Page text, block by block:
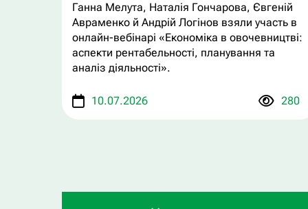
Ганна Мелута, Наталія Гончарова, Євгеній
Авраменко й Андрій Логінов взяли участь в
онлайн-вебінарі «Економіка в овочевництві:
аспекти рентабельності, планування та
аналіз діяльності».
10.07.2026 280